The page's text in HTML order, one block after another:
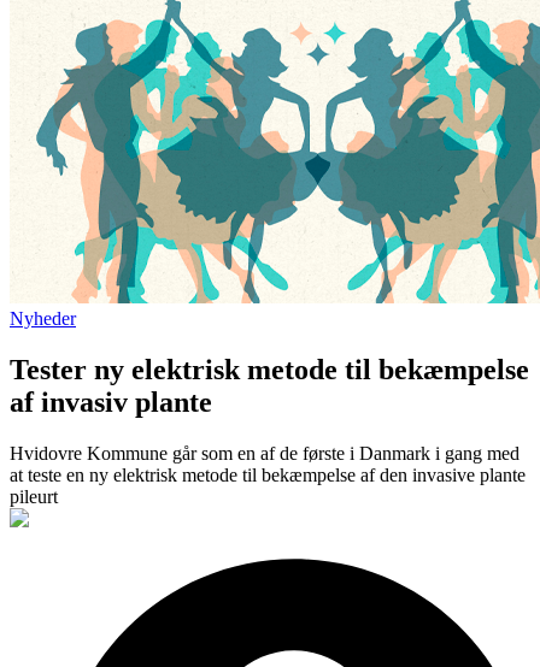
Nyheder
Tester ny elektrisk metode til bekæmpelse
af invasiv plante
Hvidovre Kommune går som en af de første i Danmark i gang med
at teste en ny elektrisk metode til bekæmpelse af den invasive plante
pileurt